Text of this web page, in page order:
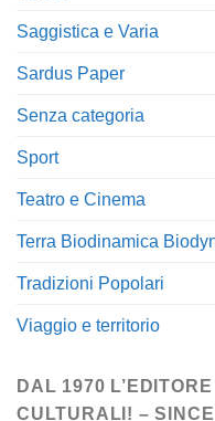
Saggistica e Varia
Sardus Paper
Senza categoria
Sport
Teatro e Cinema
Terra Biodinamica
Tradizioni Popolari
Viaggio e territorio
DAL 1970
CULTURALI! –